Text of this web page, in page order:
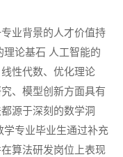
业背景的人才价值持
论基石 人工智能的
性代数、优化理论
、模型创新方面具有
源于深刻的数学洞
学专业毕业生通过补充
算法研发岗位上表现